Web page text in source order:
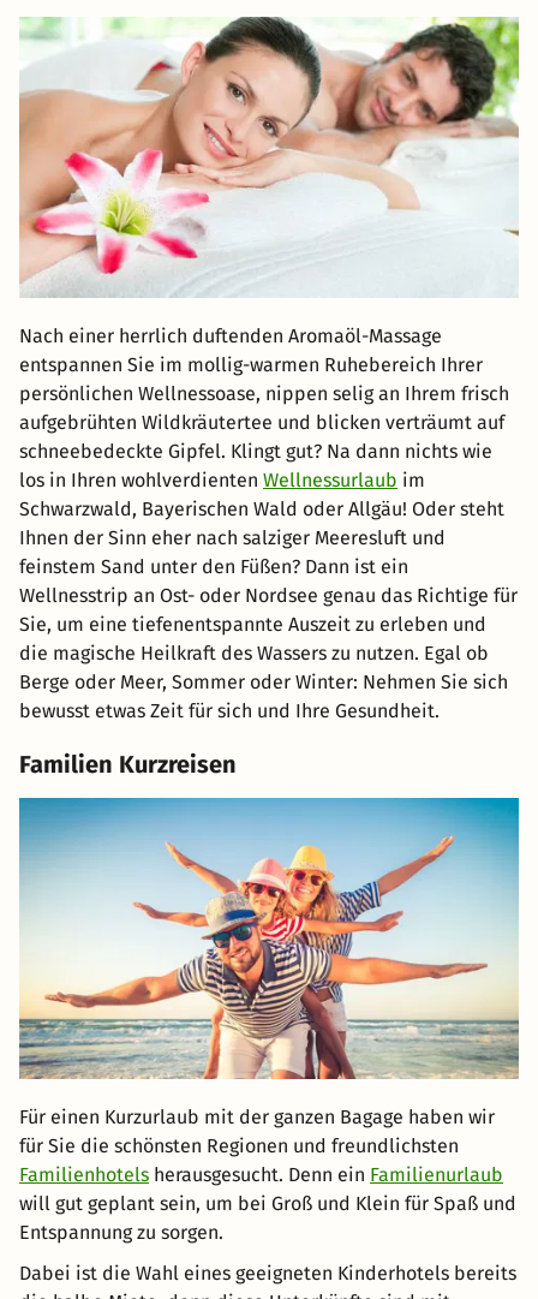
Nach einer herrlich duftenden Aromaöl-Massage
entspannen Sie im mollig-warmen Ruhebereich Ihrer
persönlichen Wellnessoase, nippen selig an Ihrem frisch
aufgebrühten Wildkräutertee und blicken verträumt auf
schneebedeckte Gipfel. Klingt gut? Na dann nichts wie
los in Ihren wohlverdienten Wellnessurlaub im
Schwarzwald, Bayerischen Wald oder Allgäu! Oder steht
Ihnen der Sinn eher nach salziger Meeresluft und
feinstem Sand unter den Füßen? Dann ist ein
Wellnesstrip an Ost- oder Nordsee genau das Richtige für
Sie, um eine tiefenentspannte Auszeit zu erleben und
die magische Heilkraft des Wassers zu nutzen. Egal ob
Berge oder Meer, Sommer oder Winter: Nehmen Sie sich
bewusst etwas Zeit für sich und Ihre Gesundheit.
Familien Kurzreisen
Für einen Kurzurlaub mit der ganzen Bagage haben wir
für Sie die schönsten Regionen und freundlichsten
Familienhotels herausgesucht. Denn ein Familienurlaub
will gut geplant sein, um bei Groß und Klein für Spaß und
Entspannung zu sorgen.
Dabei ist die Wahl eines geeigneten Kinderhotels bereits